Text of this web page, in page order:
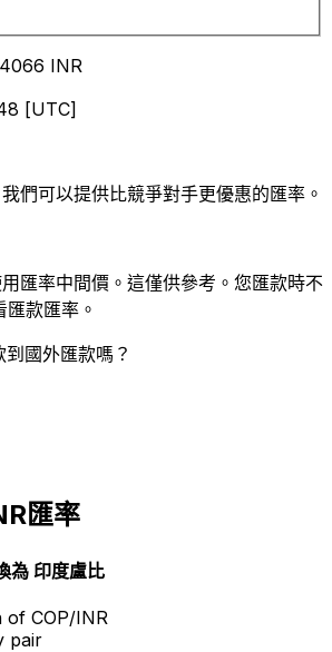
INR
[UTC]
我們可以提供比競爭對手更優惠的匯率。
匯率中間價。這僅供參考。您匯款時不
匯款匯率。
國外匯款嗎？
匯率
為 印度盧比
of COP/INR
pair